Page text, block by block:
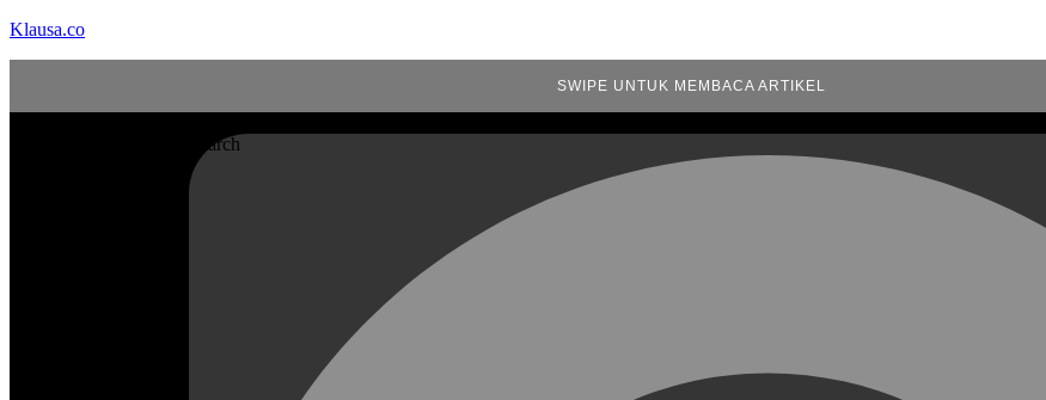
Klausa.co
SWIPE UNTUK MEMBACA ARTIKEL
Search